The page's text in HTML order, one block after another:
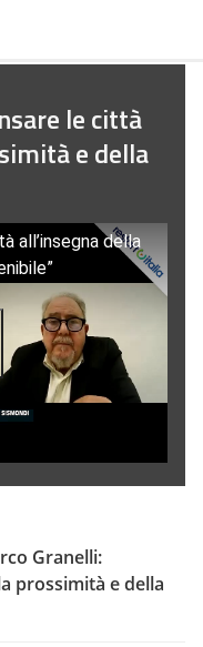
le città
e della
all’insegna della
Granelli:
prossimità e della